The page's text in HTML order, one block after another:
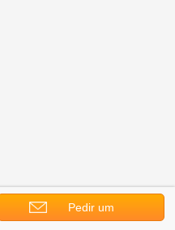
Pedir um